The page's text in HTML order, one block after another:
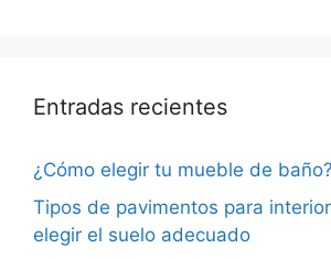
Entradas recientes
¿Cómo elegir tu mueble de baño?
Tipos de pavimentos para
elegir el suelo adecuado